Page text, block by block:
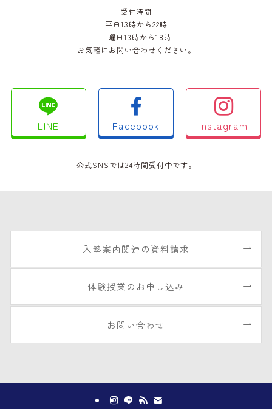
受付時間
平日13時から22時
土曜日13時から18時
お気軽にお問い合わせください。
LINE Facebook Instagram
公式SNSでは24時間受付中です。
入塾案内関連の資料請求
体験授業のお申し込み
お問い合わせ